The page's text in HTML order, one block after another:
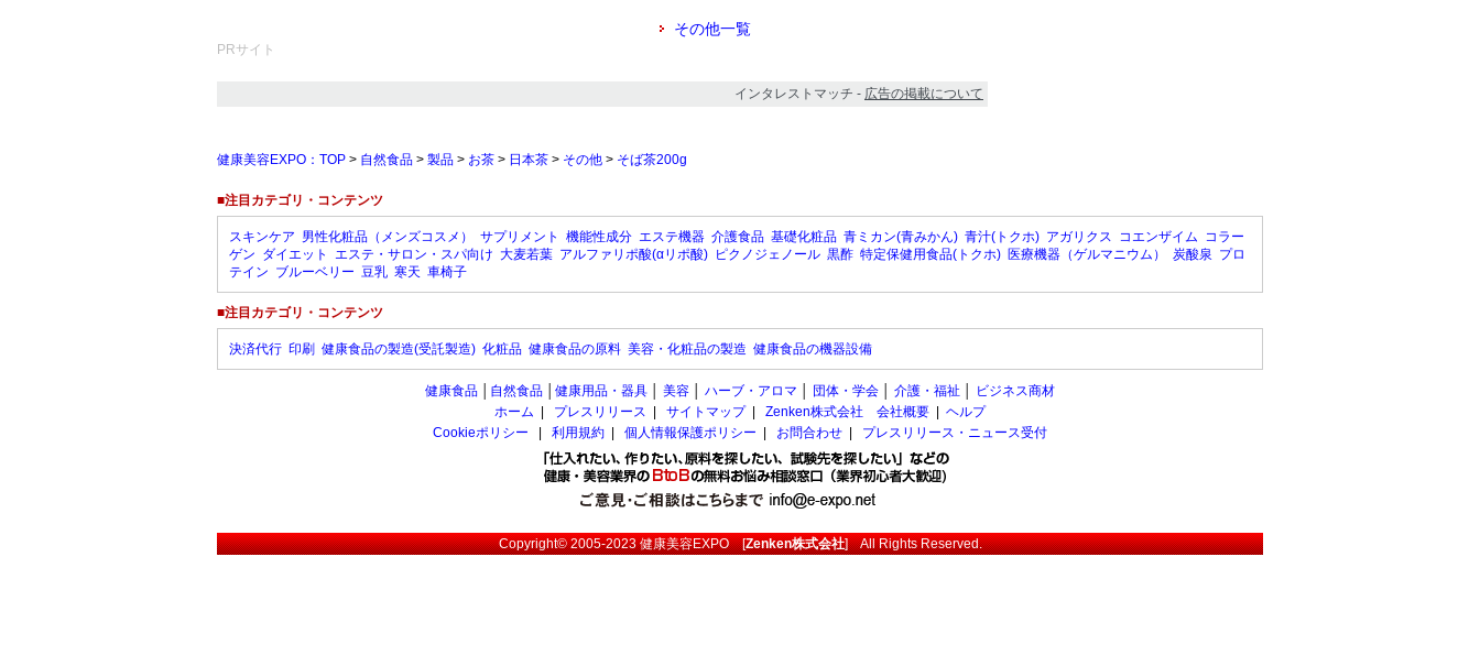
その他一覧
PRサイト
インタレストマッチ - 広告の掲載について
健康美容EXPO：TOP > 自然食品 > 製品 > お茶 > 日本茶 > その他 > そば茶200g
■注目カテゴリ・コンテンツ
スキンケア 男性化粧品（メンズコスメ） サプリメント 機能性成分 エステ機器 介護食品 基礎化粧品 青ミカン(青みかん) 青汁(トクホ) アガリクス コエンザイム コラー
ゲン ダイエット エステ・サロン・スパ向け 大麦若葉 アルファリポ酸(αリポ酸) ピクノジェノール 黒酢 特定保健用食品(トクホ) 医療機器（ゲルマニウム） 炭酸泉 プロ
テイン ブルーベリー 豆乳 寒天 車椅子
■注目カテゴリ・コンテンツ
決済代行 印刷 健康食品の製造(受託製造) 化粧品 健康食品の原料 美容・化粧品の製造 健康食品の機器設備
健康食品 自然食品 健康用品・器具 美容 ハーブ・アロマ 団体・学会 介護・福祉
ビジネス商材
ホーム
プレスリリース サイトマップ| Zenken株式会社 会社概要
ヘルプ
Cookieポリシー
利用規約 個人情報保護ポリシー お問合わせ プレスリリース・ニュース受付
Copyright© 2005-2023健康美容EXPO[Zenken株式会社] All Rights Reserved.